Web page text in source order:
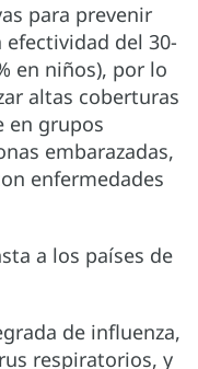
para prevenir
del 30-
en niños), por lo
altas coberturas
en grupos
embarazadas,
enfermedades
a los países de
de influenza,
respiratorios, y